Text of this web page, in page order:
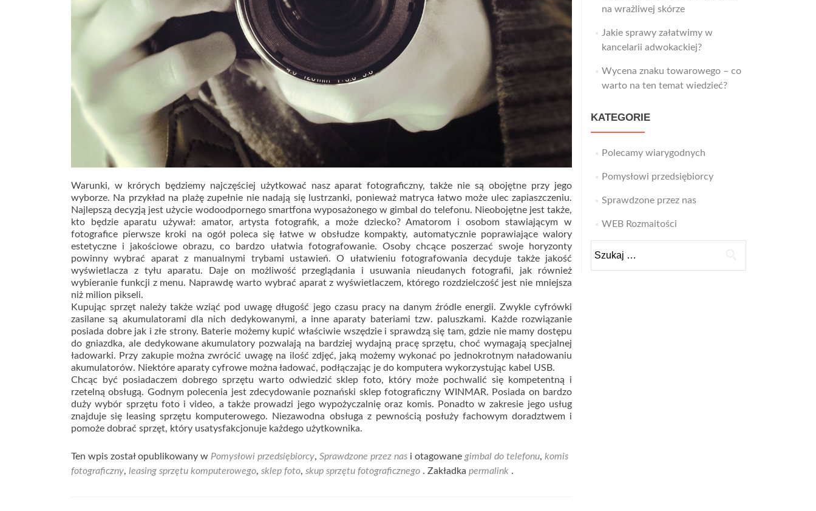
Warunki, w krórych będziemy najczęściej użytkować nasz aparat fotograficzny, także nie są obojętne przy jego
wyborze. Na przykład na plażę zupełnie nie nadają się lustrzanki, ponieważ matryca łatwo może ulec zapiaszczeniu.
Najlepszą decyzją jest użycie wodoodpornego smartfona wyposażonego w gimbal do telefonu. Nieobojętne jest także,
kto będzie aparatu używał: amator, artysta fotografik, a może dziecko? Amatorom i osobom stawiającym w
fotografice pierwsze kroki na ogół poleca się łatwe w obsłudze kompakty, automatycznie poprawiające walory
estetyczne i jakościowe obrazu, co bardzo ułatwia fotografowanie. Osoby chcące poszerzać swoje horyzonty
powinny wybrać aparat z manualnymi trybami ustawień. O ułatwieniu fotografowania decyduje także jakość
wyświetlacza z tyłu aparatu. Daje on możliwość przeglądania i usuwania nieudanych fotografii, jak również
wybieranie funkcji z menu. Naprawdę warto wybrać aparat z wyświetlaczem, którego rozdzielczość jest nie mniejsza
niż milion pikseli.
Kupując sprzęt należy także wziąć pod uwagę długość jego czasu pracy na danym źródle energii. Zwykle cyfrówki
zasilane są akumulatorami dla nich dedykowanymi, a inne aparaty bateriami tzw. paluszkami. Każde rozwiązanie
posiada dobre jak i złe strony. Baterie możemy kupić właściwie wszędzie i sprawdzą się tam, gdzie nie mamy dostępu
do gniazdka, ale dedykowane akumulatory pozwalają na bardziej wydajną pracę sprzętu, choć wymagają specjalnej
ładowarki. Przy zakupie można zwrócić uwagę na ilość zdjęć, jaką możemy wykonać po jednokrotnym naładowaniu
akumulatorów. Niektóre aparaty cyfrowe można ładować, podłączając je do komputera wykorzystując kabel USB.
Chcąc być posiadaczem dobrego sprzętu warto odwiedzić sklep foto, który może pochwalić się kompetentną i
rzetelną obsługą. Godnym polecenia jest zdecydowanie poznański sklep fotograficzny WINMAR. Posiada on bardzo
duży wybór sprzętu foto i video, a także prowadzi jego wypożyczalnię oraz komis. Ponadto w zakresie jego usług
znajduje się leasing sprzętu komputerowego. Niezawodna obsługa z pewnością posłuży fachowym doradztwem i
pomoże dobrać sprzęt, który usatysfakcjonuje każdego użytkownika.
Ten wpis został opublikowany w Pomysłowi przedsiębiorcy, Sprawdzone przez nas i otagowane gimbal do telefonu, komis
fotograficzny, leasing sprzętu komputerowego, sklep foto, skup sprzętu fotograficznego . Zakładka permalink .
na wrażliwej skórze
Jakie sprawy załatwimy w
kancelarii adwokackiej?
Wycena znaku towarowego – co
warto na ten temat wiedzieć?
KATEGORIE
Polecamy wiarygodnych
Pomysłowi przedsiębiorcy
Sprawdzone przez nas
WEB Rozmaitości